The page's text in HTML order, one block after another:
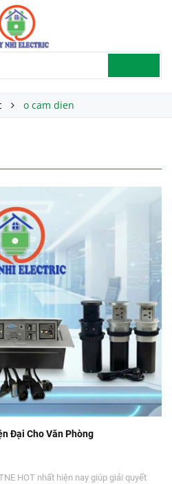
o cam dien
Đại Cho Văn Phòng
HOT nhất hiện nay giúp giải quyết